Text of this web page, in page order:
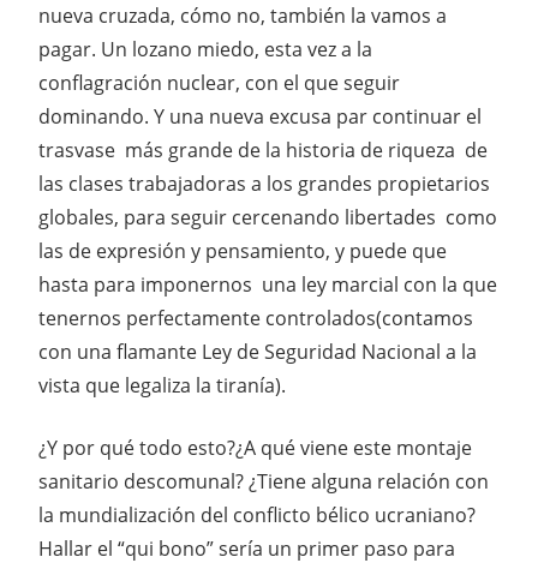
nueva cruzada, cómo no, también la vamos a
pagar. Un lozano miedo, esta vez a la
conflagración nuclear, con el que seguir
dominando. Y una nueva excusa par continuar el
trasvase más grande de la historia de riqueza de
las clases trabajadoras a los grandes propietarios
globales, para seguir cercenando libertades como
las de expresión y pensamiento, y puede que
hasta para imponernos una ley marcial con la que
tenernos perfectamente controlados(contamos
con una flamante Ley de Seguridad Nacional a la
vista que legaliza la tiranía).
¿Y por qué todo esto?¿A qué viene este montaje
sanitario descomunal? ¿Tiene alguna relación con
la mundialización del conflicto bélico ucraniano?
Hallar el “qui bono” sería un primer paso para